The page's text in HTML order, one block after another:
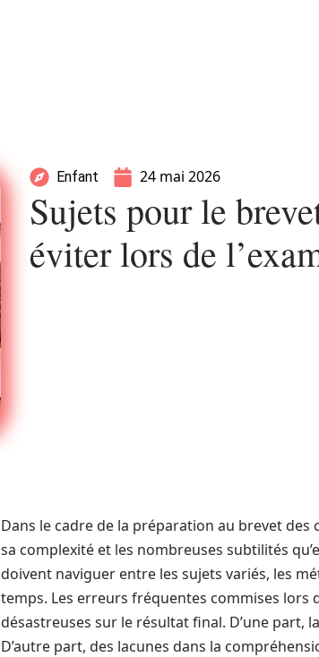
Enfant 24 mai 2026
Sujets pour le
éviter lors de
Dans le cadre de la préparation au brevet des
sa complexité et les nombreuses subtilités
doivent naviguer entre les sujets variés, les
temps. Les erreurs fréquentes commises lors
désastreuses sur le résultat final. D’une part,
D’autre part, des lacunes dans la